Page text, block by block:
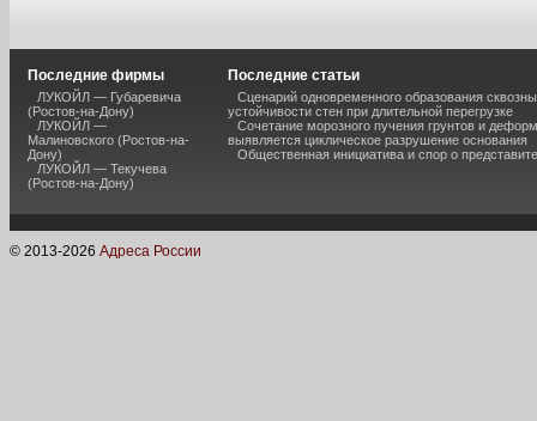
Последние фирмы
ЛУКОЙЛ — Губаревича
(Ростов-на-Дону)
ЛУКОЙЛ —
Малиновского (Ростов-на-
Дону)
ЛУКОЙЛ — Текучева
(Ростов-на-Дону)
Последние статьи
Сценарий одновременного образования
устойчивости стен при длительной перегрузке
Сочетание морозного пучения грунтов и
выявляется циклическое разрушение основания
Общественная инициатива и спор о
© 2013-2026 Адреса России